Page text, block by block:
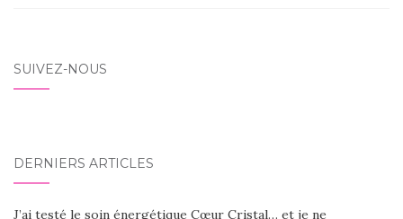
SUIVEZ-NOUS
DERNIERS ARTICLES
J’ai testé le soin énergétique Cœur Cristal… et je ne